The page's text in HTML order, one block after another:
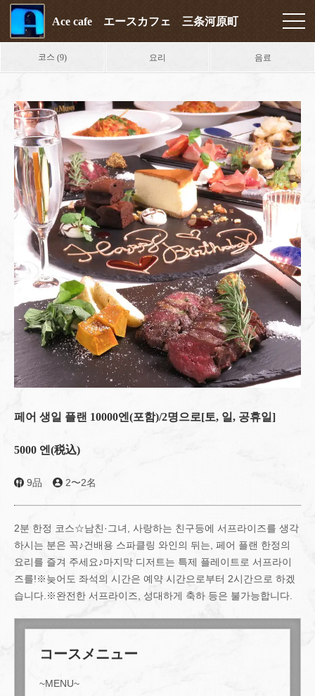
Ace cafe エースカフェ 三条河原町
코스 (9) 요리 음료
페어 생일 플랜 10000엔(포함)/2명으로[토, 일, 공휴일]
5000 엔 (税込)
9品 2〜2名
2분 한정 코스☆남친·그녀, 사랑하는 친구등에 서프라이즈를 생각
하시는 분은 꼭♪건배용 스파클링 와인의 뒤는, 페어 플랜 한정의
요리를 즐겨 주세요♪마지막 디저트는 특제 플레이트로 서프라이
즈를!※늦어도 좌석의 시간은 예약 시간으로부터 2시간으로 하겠
습니다.※완전한 서프라이즈, 성대하게 축하 등은 불가능합니다.
コースメニュー
~MENU~